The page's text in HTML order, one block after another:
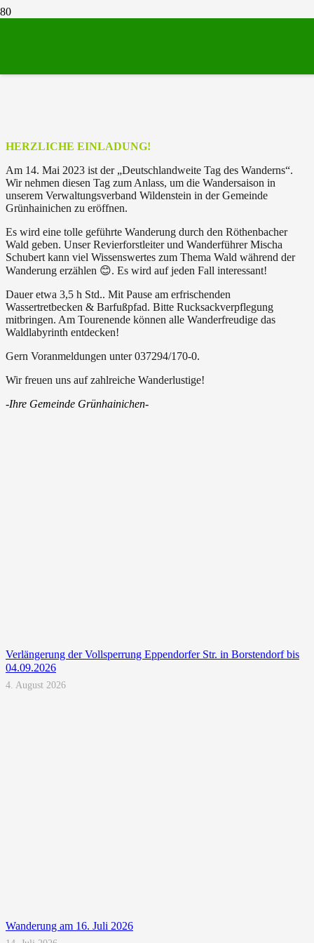
HERZLICHE EINLADUNG!
Am 14. Mai 2023 ist der „Deutschlandweite Tag des Wanderns“.
Wir nehmen diesen Tag zum Anlass, um die Wandersaison in
unserem Verwaltungsverband Wildenstein in der Gemeinde
Grünhainichen zu eröffnen.
Es wird eine tolle geführte Wanderung durch den Röthenbacher
Wald geben. Unser Revierforstleiter und Wanderführer Mischa
Schubert kann viel Wissenswertes zum Thema Wald während der
Wanderung erzählen 😊. Es wird auf jeden Fall interessant!
Dauer etwa 3,5 h Std.. Mit Pause am erfrischenden
Wassertretbecken & Barfußpfad. Bitte Rucksackverpflegung
mitbringen. Am Tourenende können alle Wanderfreudige das
Waldlabyrinth entdecken!
Gern Voranmeldungen unter 037294/170-0.
Wir freuen uns auf zahlreiche Wanderlustige!
-Ihre Gemeinde Grünhainichen-
Verlängerung der Vollsperrung Eppendorfer Str. in Borstendorf bis
04.09.2026
4. August 2026
Wanderung am 16. Juli 2026